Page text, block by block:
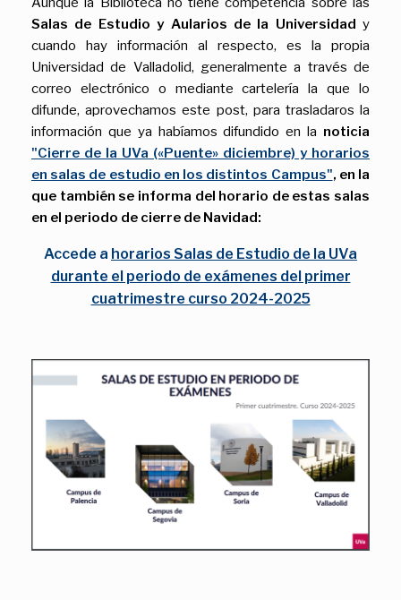
Salas de Estudio y Aularios de la Universidad y
cuando hay información al respecto, es la propia
Universidad de Valladolid, generalmente a través de
correo electrónico o mediante cartelería la que lo
difunde, aprovechamos este post, para trasladaros la
información que ya habíamos difundido en la noticia
"Cierre de la UVa («Puente» diciembre) y horarios
en salas de estudio en los distintos Campus", en la
que también se informa del horario de estas salas
en el periodo de cierre de Navidad:
Accede a horarios Salas de Estudio de la UVa
durante el periodo de exámenes del primer
cuatrimestre curso 2024-2025